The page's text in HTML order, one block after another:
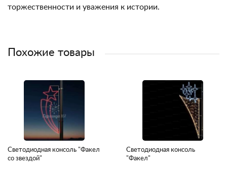
торжественности и уважения к истории.
Похожие товары
Светодиодная консоль "Факел
со звездой"
Светодиодная консоль
"Факел"